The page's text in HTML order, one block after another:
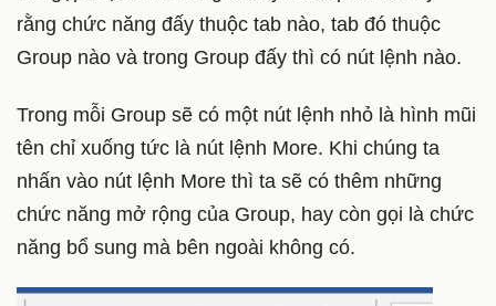
rằng chức năng đấy thuộc tab nào, tab đó thuộc
Group nào và trong Group đấy thì có nút lệnh nào.
Trong mỗi Group sẽ có một nút lệnh nhỏ là hình mũi
tên chỉ xuống tức là nút lệnh More. Khi chúng ta
nhấn vào nút lệnh More thì ta sẽ có thêm những
chức năng mở rộng của Group, hay còn gọi là chức
năng bổ sung mà bên ngoài không có.